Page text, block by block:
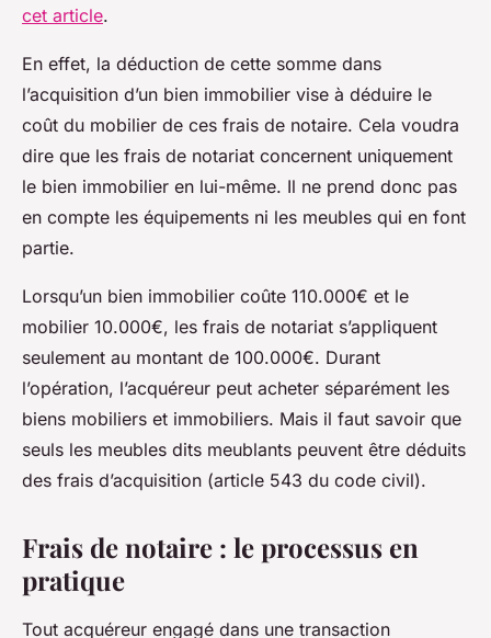
cet article.
En effet, la déduction de cette somme dans
l’acquisition d’un bien immobilier vise à déduire le
coût du mobilier de ces frais de notaire. Cela voudra
dire que les frais de notariat concernent uniquement
le bien immobilier en lui-même. Il ne prend donc pas
en compte les équipements ni les meubles qui en font
partie.
Lorsqu’un bien immobilier coûte 110.000€ et le
mobilier 10.000€, les frais de notariat s’appliquent
seulement au montant de 100.000€. Durant
l’opération, l’acquéreur peut acheter séparément les
biens mobiliers et immobiliers. Mais il faut savoir que
seuls les meubles dits meublants peuvent être déduits
des frais d’acquisition (article 543 du code civil).
Frais de notaire : le processus en
pratique
Tout acquéreur engagé dans une transaction